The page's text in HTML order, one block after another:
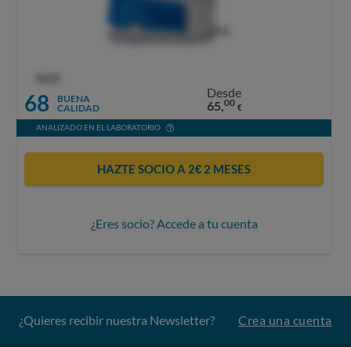
68
BUENA
CALIDAD
Desde
65,00 €
ANALIZADO EN EL LABORATORIO
HAZTE SOCIO A 2€ 2 MESES
¿Eres socio? Accede a tu cuenta
¿Quieres recibir nuestra Newsletter? Crea una cuenta